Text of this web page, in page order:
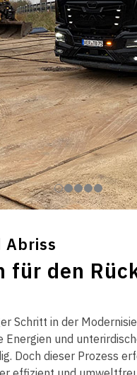
Abriss
für den
Schritt in der
und
Doch dieser Prozess